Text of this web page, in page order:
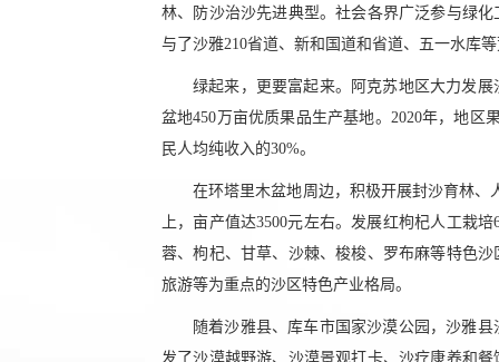
林、防沙治沙先进典型。社会各界广泛参与绿
与了沙雅210省道、新和国道和省道、五一水库
绿起来，更要富起来。阿克苏地区大力发
盆地450万亩优质果品生产基地。2020年，地区
民人均纯收入的30%。
在环塔里木盆地周边，积极开展封沙育林、
上，亩产值达3500元左右。发展红枸杞人工栽
蓉、枸杞、甘草、沙棘、梭梭、罗布麻等特色
旅游等为重点的沙区特色产业格局。
随着沙雅县、库车市国家沙漠公园，沙雅
发了沙漠越野游、沙漠景观打卡、沙疗康养和